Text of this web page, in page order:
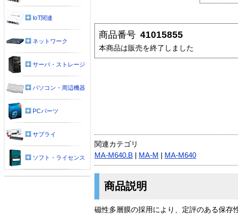
商品番号 41015855
本商品は販売を終了しました
関連カテゴリ
MA-M640.B
MA-M MA-M640
商品説明
磁性多層膜の採用により、定評のある保存
IoT関連
ネットワーク
サーバ・ストレージ
パソコン・周辺機器
PCパーツ
サプライ
ソフト・ライセンス